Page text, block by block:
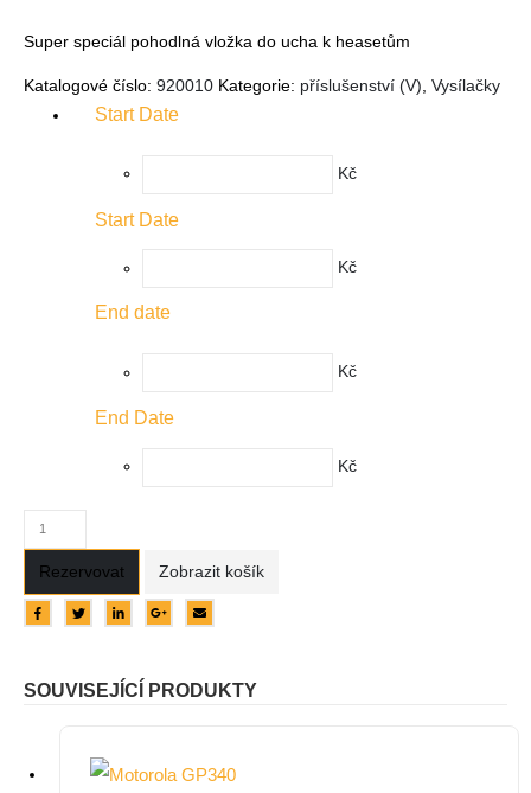
Super speciál pohodlná vložka do ucha k heasetům
Katalogové číslo: 920010 Kategorie: příslušenství (V) Vysílačky
Start Date
Kč
Start Date
Kč
End date
Kč
End Date
Kč
Rezervovat Zobrazit košík
SOUVISEJÍCÍ PRODUKTY